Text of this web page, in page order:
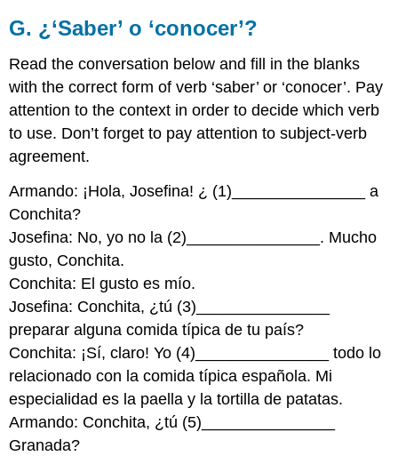
G. ¿‘Saber’ o ‘conocer’?
Read the conversation below and fill in the blanks
with the correct form of verb ‘saber’ or ‘conocer’. Pay
attention to the context in order to decide which verb
to use. Don’t forget to pay attention to subject-verb
agreement.
Armando: ¡Hola, Josefina! ¿ (1)_______________ a
Conchita?
Josefina: No, yo no la (2)_______________. Mucho
gusto, Conchita.
Conchita: El gusto es mío.
Josefina: Conchita, ¿tú (3)_______________
preparar alguna comida típica de tu país?
Conchita: ¡Sí, claro! Yo (4)_______________ todo lo
relacionado con la comida típica española. Mi
especialidad es la paella y la tortilla de patatas.
Armando: Conchita, ¿tú (5)_______________
Granada?